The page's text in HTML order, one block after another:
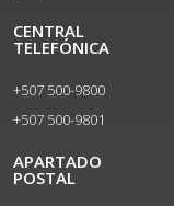
CENTRAL
TELEFÓNICA
+507 500-9800
+507 500-9801​
APARTADO
POSTAL